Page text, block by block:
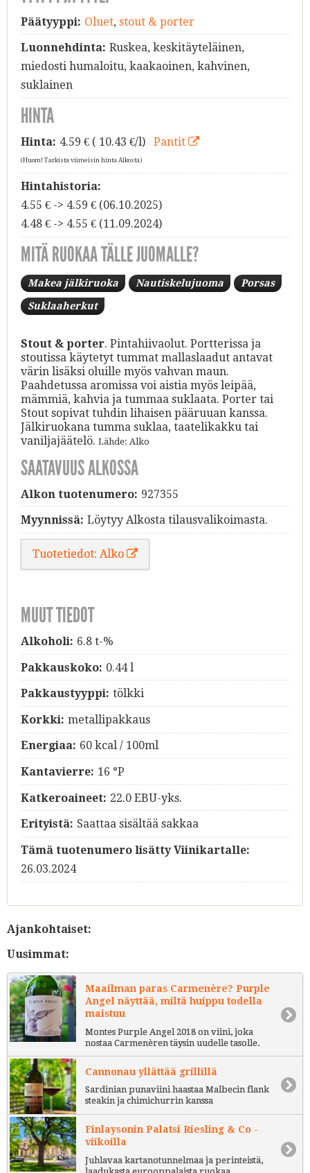
Päätyyppi: Oluet, stout & porter
Luonnehdinta: Ruskea, keskitäyteläinen,
miedosti humaloitu, kaakaoinen, kahvinen,
suklainen
HINTA
Hinta: 4.59 € ( 10.43 €/l) Pantit
(Huom! Tarkista viimeisin hinta Alkosta)
Hintahistoria:
4.55 € -> 4.59 € (06.10.2025)
4.48 € -> 4.55 € (11.09.2024)
MITÄ RUOKAA TÄLLE JUOMALLE?
Makea jälkiruoka Nautiskelujuoma Porsas
Suklaaherkut
Stout & porter. Pintahiivaolut. Portterissa ja
stoutissa käytetyt tummat mallaslaadut antavat
värin lisäksi oluille myös vahvan maun.
Paahdetussa aromissa voi aistia myös leipää,
mämmiä, kahvia ja tummaa suklaata. Porter tai
Stout sopivat tuhdin lihaisen pääruuan kanssa.
Jälkiruokana tumma suklaa, taatelikakku tai
vaniljajäätelö. Lähde: Alko
SAATAVUUS ALKOSSA
Alkon tuotenumero: 927355
Myynnissä: Löytyy Alkosta tilausvalikoimasta.
Tuotetiedot: Alko
MUUT TIEDOT
Alkoholi: 6.8 t-%
Pakkauskoko: 0.44 l
Pakkaustyyppi: tölkki
Korkki: metallipakkaus
Energiaa: 60 kcal / 100ml
Kantavierre: 16 °P
Katkeroaineet: 22.0 EBU-yks.
Erityistä: Saattaa sisältää sakkaa
Tämä tuotenumero lisätty Viinikartalle:
26.03.2024
Ajankohtaiset:
Uusimmat:
Maailman paras Carmenère? Purple
Angel näyttää, miltä huippu todella
maistuu
Montes Purple Angel 2018 on viini, joka
nostaa Carmenèren täysin uudelle tasolle.
Cannonau yllättää grillillä
Sardinian punaviini haastaa Malbecin flank
steakin ja chimichurrin kanssa
Finlaysonin Palatsi Riesling & Co -
viikoilla
Juhlavaa kartanotunnelmaa ja perinteistä,